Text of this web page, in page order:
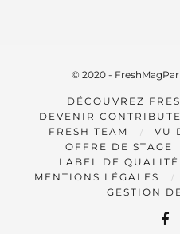
© 2020 -
DÉCOUVREZ
DEVENIR
FRESH TEAM
VU
OFFRE DE STAGE
LABEL DE QUALITÉ
MENTIONS LÉGALES
GESTION